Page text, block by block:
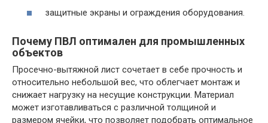
защитные экраны и ограждения оборудования.
Почему ПВЛ оптимален для промышленных
объектов
Просечно-вытяжной лист сочетает в себе прочность и
относительно небольшой вес, что облегчает монтаж и
снижает нагрузку на несущие конструкции. Материал
может изготавливаться с различной толщиной и
размером ячейки, что позволяет подобрать оптимальное